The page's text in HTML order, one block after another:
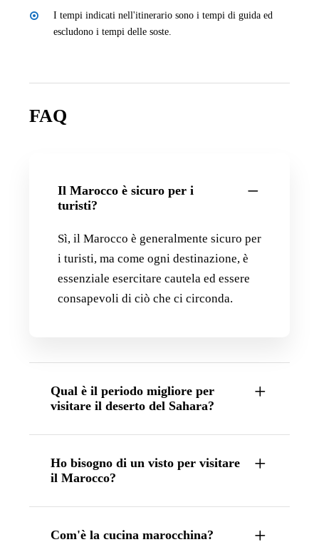
I tempi indicati nell'itinerario sono i tempi di guida ed
escludono i tempi delle soste.
FAQ
Il Marocco è sicuro per i
turisti?
Sì, il Marocco è generalmente sicuro per
i turisti, ma come ogni destinazione, è
essenziale esercitare cautela ed essere
consapevoli di ciò che ci circonda.
Qual è il periodo migliore per
visitare il deserto del Sahara?
Ho bisogno di un visto per visitare
il Marocco?
Com'è la cucina marocchina?